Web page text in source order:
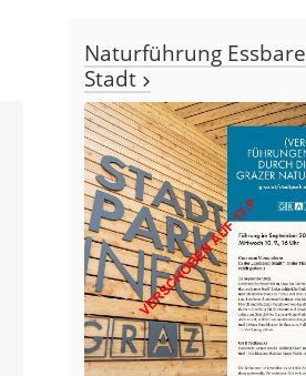
Naturführung Essbare
Stadt